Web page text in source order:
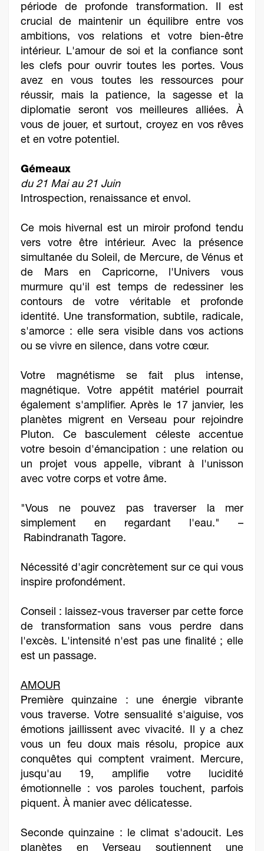
période de profonde transformation. Il est
crucial de maintenir un équilibre entre vos
ambitions, vos relations et votre bien-être
intérieur. L'amour de soi et la confiance sont
les clefs pour ouvrir toutes les portes. Vous
avez en vous toutes les ressources pour
réussir, mais la patience, la sagesse et la
diplomatie seront vos meilleures alliées. À
vous de jouer, et surtout, croyez en vos rêves
et en votre potentiel.
Gémeaux
du 21 Mai au 21 Juin
Introspection, renaissance et envol.
Ce mois hivernal est un miroir profond tendu
vers votre être intérieur. Avec la présence
simultanée du Soleil, de Mercure, de Vénus et
de Mars en Capricorne, l'Univers vous
murmure qu'il est temps de redessiner les
contours de votre véritable et profonde
identité. Une transformation, subtile, radicale,
s'amorce : elle sera visible dans vos actions
ou se vivre en silence, dans votre cœur.
Votre magnétisme se fait plus intense,
magnétique. Votre appétit matériel pourrait
également s'amplifier. Après le 17 janvier, les
planètes migrent en Verseau pour rejoindre
Pluton. Ce basculement céleste accentue
votre besoin d'émancipation : une relation ou
un projet vous appelle, vibrant à l'unisson
avec votre corps et votre âme.
"Vous ne pouvez pas traverser la mer
simplement en regardant l'eau." –
Rabindranath Tagore.
Nécessité d'agir concrètement sur ce qui vous
inspire profondément.
Conseil : laissez-vous traverser par cette force
de transformation sans vous perdre dans
l'excès. L'intensité n'est pas une finalité ; elle
est un passage.
AMOUR
Première quinzaine : une énergie vibrante
vous traverse. Votre sensualité s'aiguise, vos
émotions jaillissent avec vivacité. Il y a chez
vous un feu doux mais résolu, propice aux
conquêtes qui comptent vraiment. Mercure,
jusqu'au 19, amplifie votre lucidité
émotionnelle : vos paroles touchent, parfois
piquent. À manier avec délicatesse.
Seconde quinzaine : le climat s'adoucit. Les
planètes en Verseau soutiennent une